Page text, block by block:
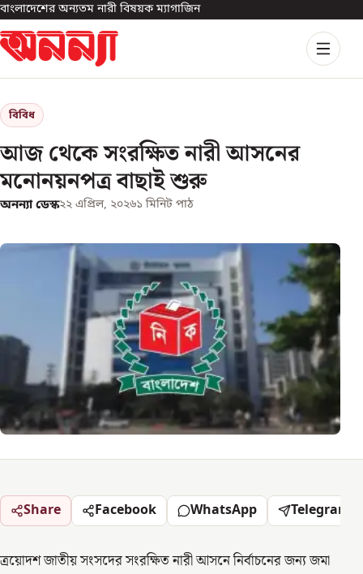
বাংলাদেশের অন্যতম নারী বিষয়ক ম্যাগাজিন
বিবিধ
আজ থেকে সংরক্ষিত নারী আসনের
মনোনয়নপত্র বাছাই শুরু
অনন্যা ডেস্ক২২ এপ্রিল, ২০২৬১ মিনিট পাঠ
Share Facebook WhatsApp Telegram
ত্রয়োদশ জাতীয় সংসদের সংরক্ষিত নারী আসনে নির্বাচনের জন্য জমা